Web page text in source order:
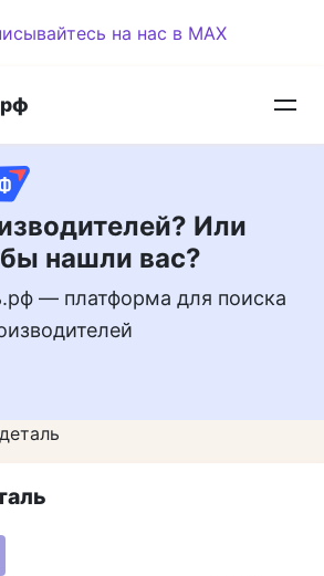
на нас в MAX
Или
нашли вас?
— платформа для поиска